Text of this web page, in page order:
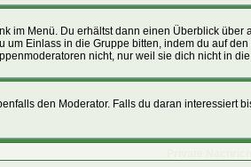
im Menü. Du erhältst dann einen Überblick
Einlass in die Gruppe bitten, indem du auf
nicht, nur weil sie dich nicht in
den Moderator. Falls du daran